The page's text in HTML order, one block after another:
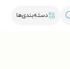
دسته‌بندی‌ها